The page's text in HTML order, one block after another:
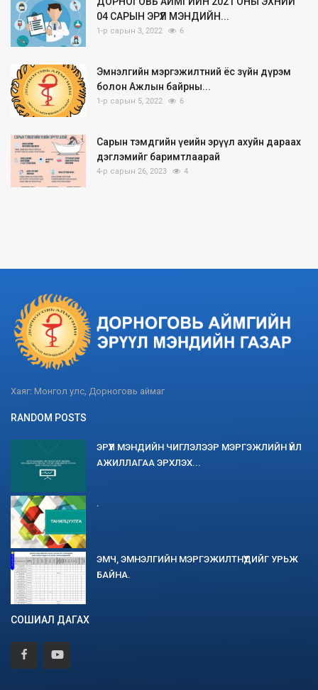
04 САРЫН ЭРҮҮЛ МЭНДИЙН...
1-р сарын 3, 2022 6
Эмнэлгийн мэргэжилтний ёс зүйн дүрэм
болон Ажлын байрны...
1-р сарын 5, 2022 6
Сарын тэмдгийн үеийн эрүүл ахуйн дараах
дэглэмийг баримтлаарай
4-р сарын 26, 2023 4
Хаяг: Монгол улс, Дорноговь аймаг
RANDOM POSTS
ЭРҮҮЛ МЭНДИЙН ЧИГЛЭЛЭЭР МЭРГЭЖЛИЙН ҮЙЛ
АЖИЛЛАГАА ЭРХЛЭХ...
.
ЭМЧ, ЭМНЭЛГИЙН МЭРГЭЖИЛТНҮҮДИЙГ УРЬЖ
БАЙНА.
СОШИАЛ ДАГАХ